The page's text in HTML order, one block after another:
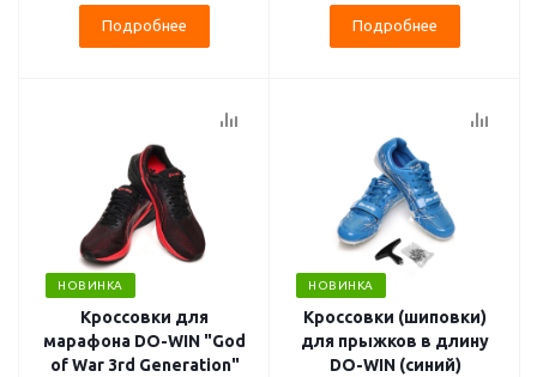
Подробнее Подробнее
НОВИНКА
Кроссовки для
марафона DO-WIN "God
of War 3rd Generation"
НОВИНКА
Кроссовки (шиповки)
для прыжков в длину
DO-WIN (синий)